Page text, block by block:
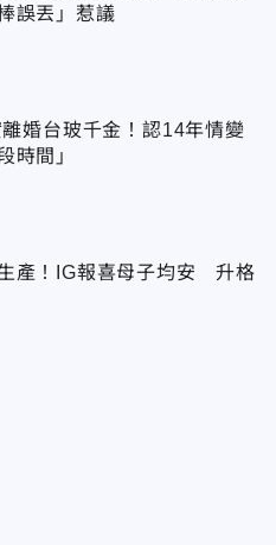
誤丟」惹議
婚台玻千金！認14年情變
時間」
產！IG報喜母子均安 升格